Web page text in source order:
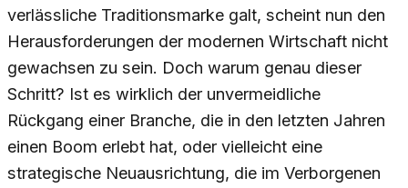
verlässliche Traditionsmarke galt, scheint nun den
Herausforderungen der modernen Wirtschaft nicht
gewachsen zu sein. Doch warum genau dieser
Schritt? Ist es wirklich der unvermeidliche
Rückgang einer Branche, die in den letzten Jahren
einen Boom erlebt hat, oder vielleicht eine
strategische Neuausrichtung, die im Verborgenen